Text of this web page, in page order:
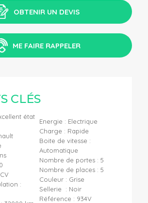
OBTENIR UN DEVIS
ME FAIRE RAPPELER
CLÉS
état
:
Energie : Electrique
Charge : Rapide
Boite de vitesse :
Automatique
Nombre de portes : 5
Nombre de places : 5
Couleur : Grise
Sellerie : Noir
Référence : 934V